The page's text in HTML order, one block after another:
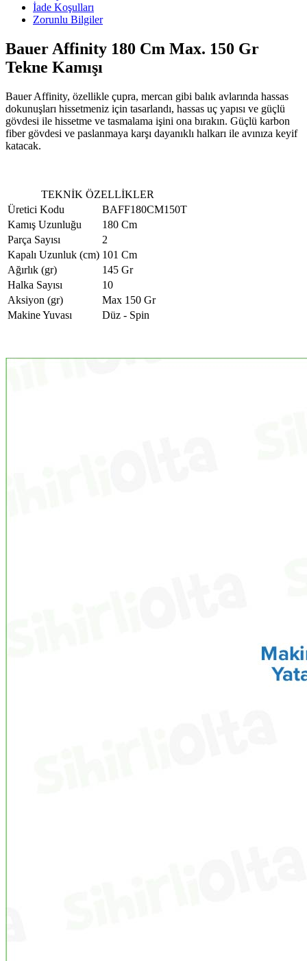
İade Koşulları
Zorunlu Bilgiler
Bauer Affinity 180 Cm Max. 150 Gr
Tekne Kamışı
Bauer Affinity, özellikle çupra, mercan gibi balık avlarında hassas
dokunuşları hissetmeniz için tasarlandı, hassas uç yapısı ve güçlü
gövdesi ile hissetme ve tasmalama işini ona bırakın. Güçlü karbon
fiber gövdesi ve paslanmaya karşı dayanıklı halkarı ile avınıza keyif
katacak.
TEKNİK ÖZELLİKLER
Üretici Kodu
BAFF180CM150T
Kamış Uzunluğu
180 Cm
Parça Sayısı
2
Kapalı Uzunluk (cm) 101 Cm
Ağırlık (gr)
145 Gr
Halka Sayısı
10
Aksiyon (gr)
Max 150 Gr
Makine Yuvası
Düz - Spin